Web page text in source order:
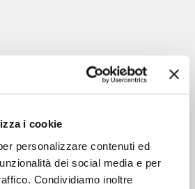
i cookie
personalizzare contenuti ed
dei social media e per
Condividiamo inoltre